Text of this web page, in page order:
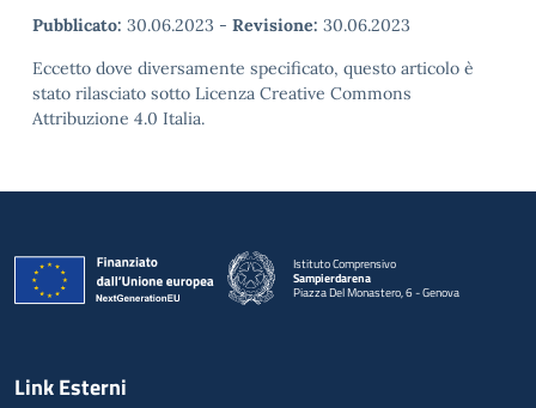
Pubblicato: 30.06.2023 - Revisione: 30.06.2023
Eccetto dove diversamente specificato, questo articolo è
stato rilasciato sotto Licenza Creative Commons
Attribuzione 4.0 Italia.
Istituto Comprensivo
Sampierdarena
Piazza Del Monastero, 6 - Genova
— Visita la pagina iniziale della scuola
Link Esterni